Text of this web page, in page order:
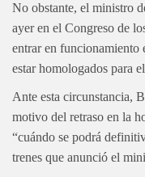
No obstante, el ministro
ayer en el Congreso de
entrar en funcionamiento
estar homologados para
Ante esta circunstancia,
motivo del retraso en la
“cuándo se podrá
trenes que anunció el